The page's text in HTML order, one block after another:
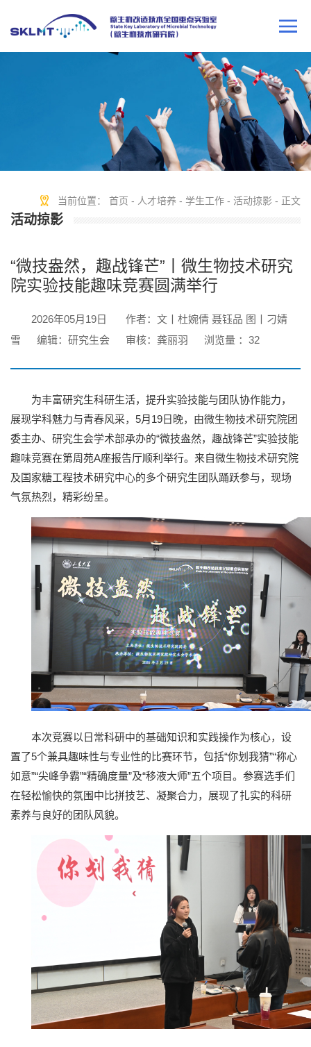
当前位置： 首页 - 人才培养 - 学生工作 - 活动掠影 - 正文
活动掠影
“微技盎然，趣战锋芒”丨微生物技术研究
院实验技能趣味竞赛圆满举行
2026年05月19日
作者：文丨杜婉倩 聂钰品 图丨刁婧
雪
编辑：研究生会 审核：龚丽羽 浏览量 ： 32
为丰富研究生科研生活，提升实验技能与团队协作能力，
展现学科魅力与青春风采，5月19日晚，由微生物技术研究院团
委主办、研究生会学术部承办的“微技盎然，趣战锋芒”实验技能
趣味竞赛在第周苑A座报告厅顺利举行。来自微生物技术研究院
及国家糖工程技术研究中心的多个研究生团队踊跃参与，现场
气氛热烈，精彩纷呈。
本次竞赛以日常科研中的基础知识和实践操作为核心，设
置了5个兼具趣味性与专业性的比赛环节，包括“你划我猜”“称心
如意”“尖峰争霸”“精确度量”及“移液大师”五个项目。参赛选手们
在轻松愉快的氛围中比拼技艺、凝聚合力，展现了扎实的科研
素养与良好的团队风貌。